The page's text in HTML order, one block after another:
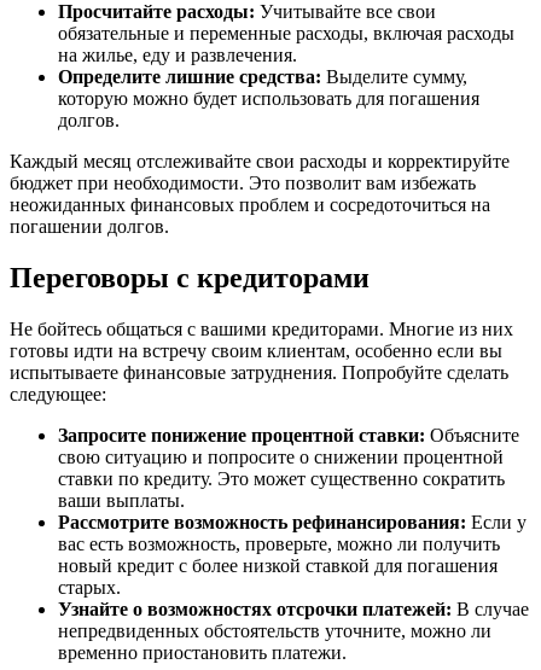
Просчитайте расходы: Учитывайте все свои
обязательные и переменные расходы, включая расходы
на жилье, еду и развлечения.
Определите лишние средства: Выделите сумму,
которую можно будет использовать для погашения
долгов.
Каждый месяц отслеживайте свои расходы и корректируйте
бюджет при необходимости. Это позволит вам избежать
неожиданных финансовых проблем и сосредоточиться на
погашении долгов.
Переговоры с кредиторами
Не бойтесь общаться с вашими кредиторами. Многие из них
готовы идти на встречу своим клиентам, особенно если вы
испытываете финансовые затруднения. Попробуйте сделать
следующее:
Запросите понижение процентной ставки: Объясните
свою ситуацию и попросите о снижении процентной
ставки по кредиту. Это может существенно сократить
ваши выплаты.
Рассмотрите возможность рефинансирования: Если у
вас есть возможность, проверьте, можно ли получить
новый кредит с более низкой ставкой для погашения
старых.
Узнайте о возможностях отсрочки платежей: В случае
непредвиденных обстоятельств уточните, можно ли
временно приостановить платежи.